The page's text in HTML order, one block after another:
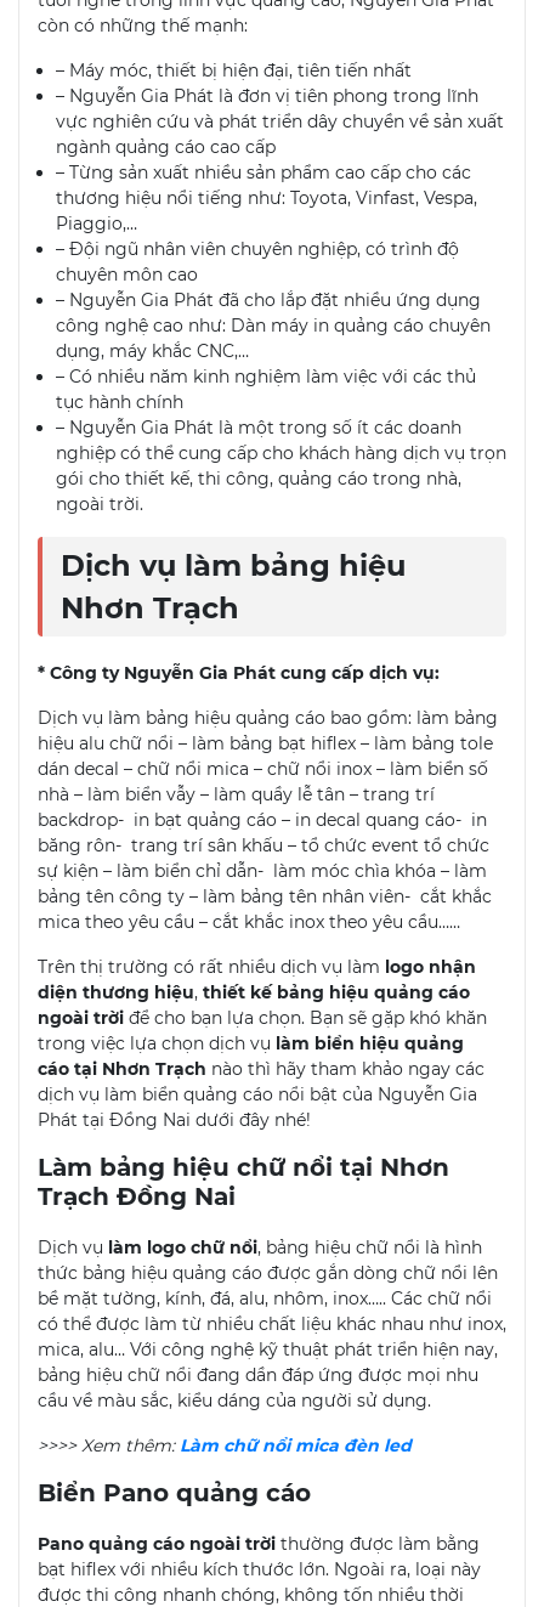
còn có những thế mạnh:
– Máy móc, thiết bị hiện đại, tiên tiến nhất
– Nguyễn Gia Phát là đơn vị tiên phong trong lĩnh
vực nghiên cứu và phát triển dây chuyền về sản xuất
ngành quảng cáo cao cấp
– Từng sản xuất nhiều sản phẩm cao cấp cho các
thương hiệu nổi tiếng như: Toyota, Vinfast, Vespa,
Piaggio,…
– Đội ngũ nhân viên chuyên nghiệp, có trình độ
chuyên môn cao
– Nguyễn Gia Phát đã cho lắp đặt nhiều ứng dụng
công nghệ cao như: Dàn máy in quảng cáo chuyên
dụng, máy khắc CNC,…
– Có nhiều năm kinh nghiệm làm việc với các thủ
tục hành chính
– Nguyễn Gia Phát là một trong số ít các doanh
nghiệp có thể cung cấp cho khách hàng dịch vụ trọn
gói cho thiết kế, thi công, quảng cáo trong nhà,
ngoài trời.
Dịch vụ làm bảng hiệu
Nhơn Trạch
* Công ty Nguyễn Gia Phát cung cấp dịch vụ:
Dịch vụ làm bảng hiệu quảng cáo bao gồm: làm bảng
hiệu alu chữ nổi – làm bảng bạt hiflex – làm bảng tole
dán decal – chữ nổi mica – chữ nổi inox – làm biển số
nhà – làm biển vẫy – làm quầy lễ tân – trang trí
backdrop- in bạt quảng cáo – in decal quang cáo- in
băng rôn- trang trí sân khấu – tổ chức event tổ chức
sự kiện – làm biển chỉ dẫn- làm móc chìa khóa – làm
bảng tên công ty – làm bảng tên nhân viên- cắt khắc
mica theo yêu cầu – cắt khắc inox theo yêu cầu……
Trên thị trường có rất nhiều dịch vụ làm logo nhận
diện thương hiệu, thiết kế bảng hiệu quảng cáo
ngoài trời để cho bạn lựa chọn. Bạn sẽ gặp khó khăn
trong việc lựa chọn dịch vụ làm biển hiệu quảng
cáo tại Nhơn Trạch nào thì hãy tham khảo ngay các
dịch vụ làm biển quảng cáo nổi bật của Nguyễn Gia
Phát tại Đồng Nai dưới đây nhé!
Làm bảng hiệu chữ nổi tại Nhơn
Trạch Đồng Nai
Dịch vụ làm logo chữ nổi, bảng hiệu chữ nổi là hình
thức bảng hiệu quảng cáo được gắn dòng chữ nổi lên
bề mặt tường, kính, đá, alu, nhôm, inox….. Các chữ nổi
có thể được làm từ nhiều chất liệu khác nhau như inox,
mica, alu… Với công nghệ kỹ thuật phát triển hiện nay,
bảng hiệu chữ nổi đang dần đáp ứng được mọi nhu
cầu về màu sắc, kiểu dáng của người sử dụng.
>>>> Xem thêm: Làm chữ nổi mica đèn led
Biển Pano quảng cáo
Pano quảng cáo ngoài trời thường được làm bằng
bạt hiflex với nhiều kích thước lớn. Ngoài ra, loại này
được thi công nhanh chóng, không tốn nhiều thời